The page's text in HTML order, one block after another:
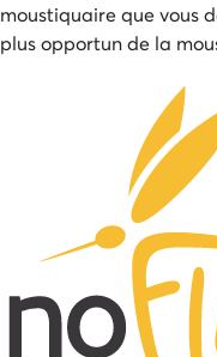
moustiquaire que vous
plus opportun de la